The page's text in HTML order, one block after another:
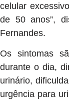
celular
de 50 anos”,
Fernandes.
Os sintomas
durante o dia,
urinário,
urgência para